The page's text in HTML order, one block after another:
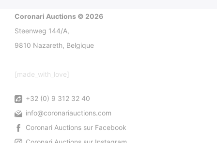
Coronari Auctions © 2026
Steenweg 144/A,
9810 Nazareth, Belgique
[made_with_love]
+32 (0) 9 312 32 40
info@coronariauctions.com
Coronari Auctions sur Facebook